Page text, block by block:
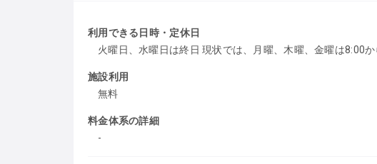
利用できる日時・定休日
火曜日、水曜日は終日 現状では、月曜、木曜、金曜は8:00
施設利用
無料
料金体系の詳細
-